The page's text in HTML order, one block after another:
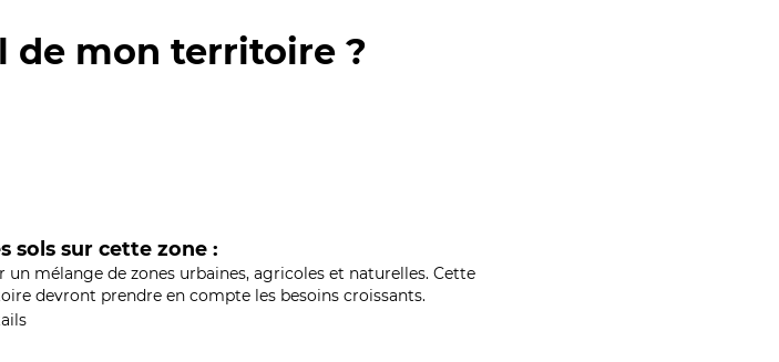
de mon territoire ?
sols sur cette zone :
mélange de zones urbaines, agricoles et naturelles. Cette
devront prendre en compte les besoins croissants.